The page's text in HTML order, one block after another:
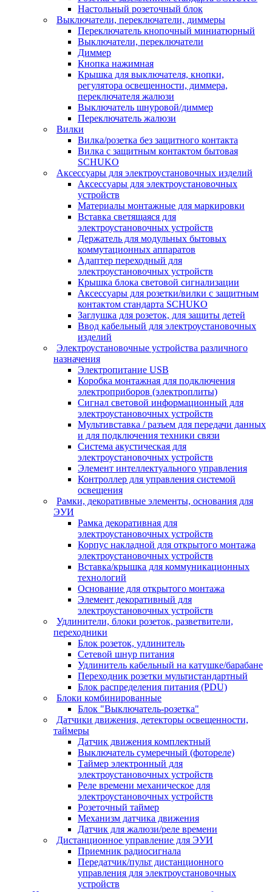
Настольный розеточный блок
Выключатели, переключатели, диммеры
Переключатель кнопочный миниатюрный
Выключатели, переключатели
Диммер
Кнопка нажимная
Крышка для выключателя, кнопки,
регулятора освещенности, диммера,
переключателя жалюзи
Выключатель шнуровой/диммер
Переключатель жалюзи
Вилки
Вилка/розетка без защитного контакта
Вилка с защитным контактом бытовая
SCHUKO
Аксессуары для электроустановочных изделий
Аксессуары для электроустановочных
устройств
Материалы монтажные для маркировки
Вставка светящаяся для
электроустановочных устройств
Держатель для модульных бытовых
коммутационных аппаратов
Адаптер переходный для
электроустановочных устройств
Крышка блока световой сигнализации
Аксессуары для розетки/вилки с защитным
контактом стандарта SCHUKO
Заглушка для розеток, для защиты детей
Ввод кабельный для электроустановочных
изделий
Электроустановочные устройства различного
назначения
Электропитание USB
Коробка монтажная для подключения
электроприборов (электроплиты)
Сигнал световой информационный для
электроустановочных устройств
Мультивставка / разъем для передачи данных
и для подключения техники связи
Система акустическая для
электроустановочных устройств
Элемент интеллектуального управления
Контроллер для управления системой
освещения
Рамки, декоративные элементы, основания для
ЭУИ
Рамка декоративная для
электроустановочных устройств
Корпус накладной для открытого монтажа
электроустановочных устройств
Вставка/крышка для коммуникационных
технологий
Основание для открытого монтажа
Элемент декоративный для
электроустановочных устройств
Удлинители, блоки розеток, разветвители,
переходники
Блок розеток, удлинитель
Сетевой шнур питания
Удлинитель кабельный на катушке/барабане
Переходник розетки мультистандартный
Блок распределения питания (PDU)
Блоки комбинированные
Блок "Выключатель-розетка"
Датчики движения, детекторы освещенности,
таймеры
Датчик движения комплектный
Выключатель сумеречный (фотореле)
Таймер электронный для
электроустановочных устройств
Реле времени механическое для
электроустановочных устройств
Розеточный таймер
Механизм датчика движения
Датчик для жалюзи/реле времени
Дистанционное управление для ЭУИ
Приемник радиосигнала
Передатчик/пульт дистанционного
управления для электроустановочных
устройств